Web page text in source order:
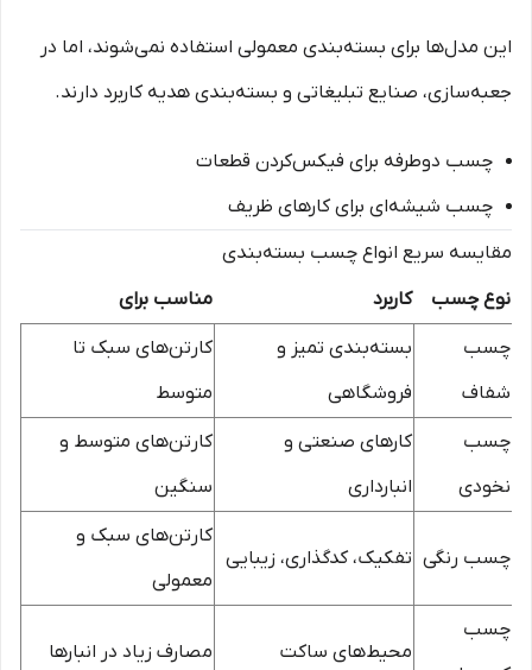
این مدل‌ها برای بسته‌بندی معمولی استفاده نمی‌شوند، اما در
جعبه‌سازی، صنایع تبلیغاتی و بسته‌بندی هدیه کاربرد دارند.
چسب دوطرفه برای فیکس‌کردن قطعات
چسب شیشه‌ای برای کارهای ظریف
مقایسه سریع انواع چسب بسته‌بندی
نوع چسب
کاربرد مناسب برای
چسب
شفاف
بسته‌بندی تمیز و
فروشگاهی
کارتن‌های سبک تا
متوسط
چسب
نخودی
کارهای صنعتی و
انبارداری
کارتن‌های متوسط و
سنگین
چسب رنگی تفکیک، کدگذاری، زیبایی
کارتن‌های سبک و
معمولی
چسب
محیط‌های ساکت مصارف زیاد در انبارها